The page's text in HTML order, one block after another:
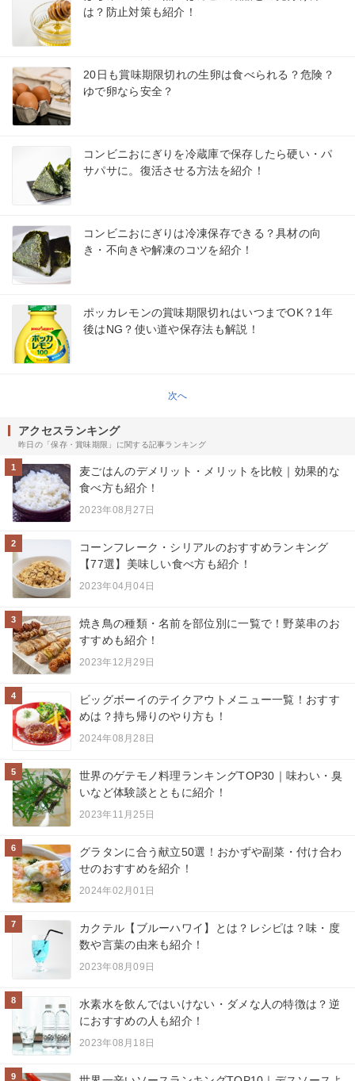
は？防止対策も紹介！
20日も賞味期限切れの生卵は食べられる？危険？
ゆで卵なら安全？
コンビニおにぎりを冷蔵庫で保存したら硬い・パ
サパサに。復活させる方法を紹介！
コンビニおにぎりは冷凍保存できる？具材の向
き・不向きや解凍のコツを紹介！
ポッカレモンの賞味期限切れはいつまでOK？1年
後はNG？使い道や保存法も解説！
次へ
アクセスランキング
昨日の「保存・賞味期限」に関する記事ランキング
1
麦ごはんのデメリット・メリットを比較｜効果的な
食べ方も紹介！
2023年08月27日
2
コーンフレーク・シリアルのおすすめランキング
【77選】美味しい食べ方も紹介！
2023年04月04日
3
焼き鳥の種類・名前を部位別に一覧で！野菜串のお
すすめも紹介！
2023年12月29日
4
ビッグボーイのテイクアウトメニュー一覧！おすす
めは？持ち帰りのやり方も！
2024年08月28日
5
世界のゲテモノ料理ランキングTOP30｜味わい・臭
いなど体験談とともに紹介！
2023年11月25日
6
グラタンに合う献立50選！おかずや副菜・付け合わ
せのおすすめを紹介！
2024年02月01日
7
カクテル【ブルーハワイ】とは？レシピは？味・度
数や言葉の由来も紹介！
2023年08月09日
8
水素水を飲んではいけない・ダメな人の特徴は？逆
におすすめの人も紹介！
2023年08月18日
9